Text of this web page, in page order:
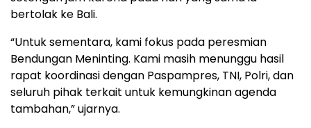
bertolak ke Bali.
“Untuk sementara, kami fokus pada peresmian
Bendungan Meninting. Kami masih menunggu hasil
rapat koordinasi dengan Paspampres, TNI, Polri, dan
seluruh pihak terkait untuk kemungkinan agenda
tambahan,” ujarnya.